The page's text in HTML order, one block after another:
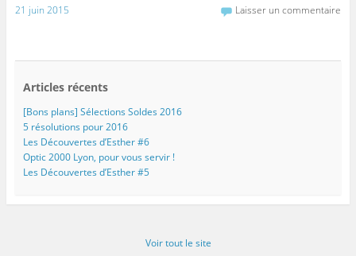
21 juin 2015 Laisser un commentaire
Articles récents
[Bons plans] Sélections Soldes 2016
5 résolutions pour 2016
Les Découvertes d’Esther #6
Optic 2000 Lyon, pour vous servir !
Les Découvertes d’Esther #5
Voir tout le site